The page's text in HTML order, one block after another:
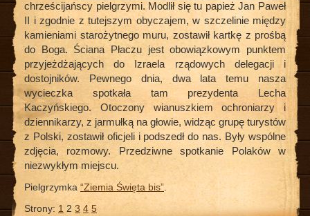
chrześcijańscy pielgrzymi. Modlił się tu papież Jan Paweł
II i zgodnie z tutejszym obyczajem, w szczelinie między
kamieniami starożytnego muru, zostawił kartkę z prośbą
do Boga. Ściana Płaczu jest obowiązkowym punktem
przyjeżdżających do Izraela rządowych delegacji i
dostojników. Pewnego dnia, dwa lata temu nasza
wycieczka spotkała tam prezydenta Lecha
Kaczyńskiego. Otoczony wianuszkiem ochroniarzy i
dziennikarzy, z jarmułką na głowie, widząc grupę turystów
z Polski, zostawił oficjeli i podszedł do nas. Były wspólne
zdjęcia, rozmowy. Przedziwne spotkanie Polaków w
niezwykłym miejscu.
Pielgrzymka“Ziemia Święta bis”.
Strony: 1 2 3 4 5